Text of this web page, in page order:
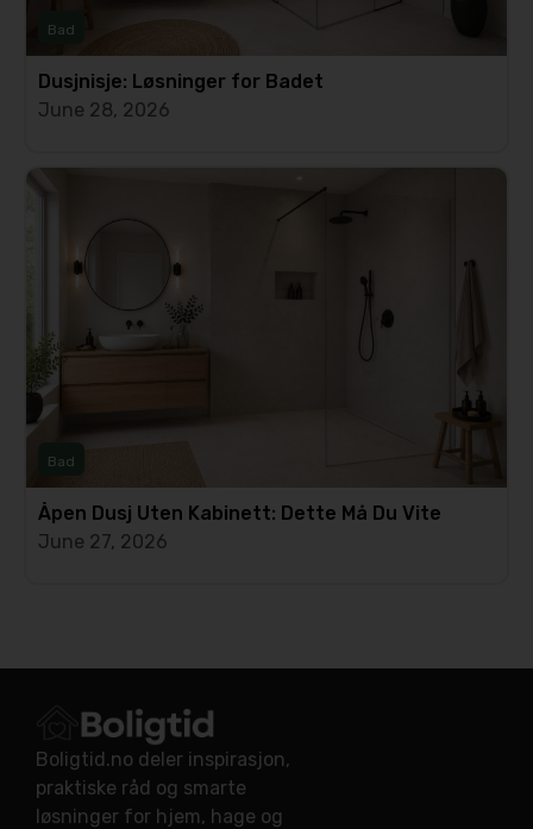
Bad
Dusjnisje: Løsninger for Badet
June 28, 2026
Bad
Åpen Dusj Uten Kabinett: Dette Må Du Vite
June 27, 2026
Boligtid.no deler inspirasjon,
praktiske råd og smarte
løsninger for hjem, hage og